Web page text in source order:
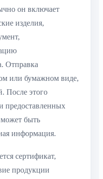
он включает
изделия,
Отправка
или бумажном виде,
После этого
предоставленных
может быть
информация.
сертификат,
продукции